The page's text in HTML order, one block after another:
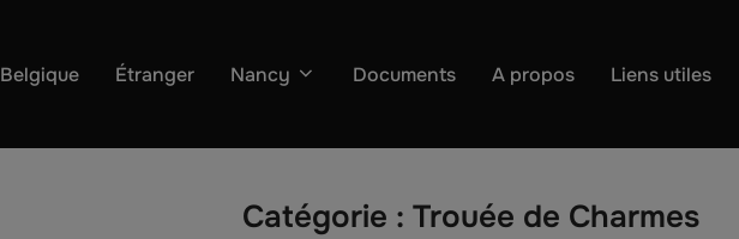
Belgique Étranger Nancy Documents A propos Liens utiles
Catégorie : Trouée de Charmes